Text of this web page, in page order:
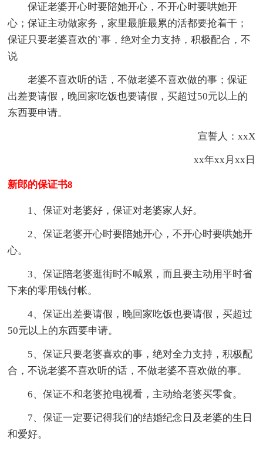
保证老婆开心时要陪她开心，不开心时要哄她开
心；保证主动做家务，家里最脏最累的活都要抢着干；
保证只要老婆喜欢的`事，绝对全力支持，积极配合，不
说
老婆不喜欢听的话，不做老婆不喜欢做的事；保证
出差要请假，晚回家吃饭也要请假，买超过50元以上的
东西要申请。
宣誓人：xxX
xx年xx月xx日
新郎的保证书8
1、保证对老婆好，保证对老婆家人好。
2、保证老婆开心时要陪她开心，不开心时要哄她开
心。
3、保证陪老婆逛街时不喊累，而且要主动用平时省
下来的零用钱付帐。
4、保证出差要请假，晚回家吃饭也要请假，买超过
50元以上的东西要申请。
5、保证只要老婆喜欢的事，绝对全力支持，积极配
合，不说老婆不喜欢听的话，不做老婆不喜欢做的事。
6、保证不和老婆抢电视看，主动给老婆买零食。
7、保证一定要记得我们的结婚纪念日及老婆的生日
和爱好。